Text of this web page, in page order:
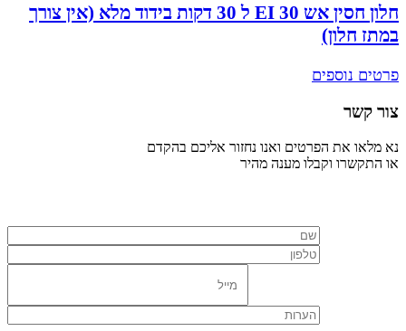
חלון חסין אש EI 30 ל 30 דקות בידוד מלא (אין צורך
במתז חלון)
פרטים נוספים
צור קשר
נא מלאו את הפרטים ואנו נחזור אליכם בהקדם
או התקשרו וקבלו מענה מהיר